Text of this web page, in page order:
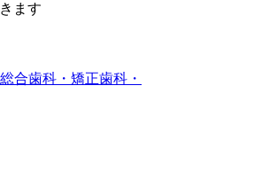
ます
合歯科・矯正歯科・